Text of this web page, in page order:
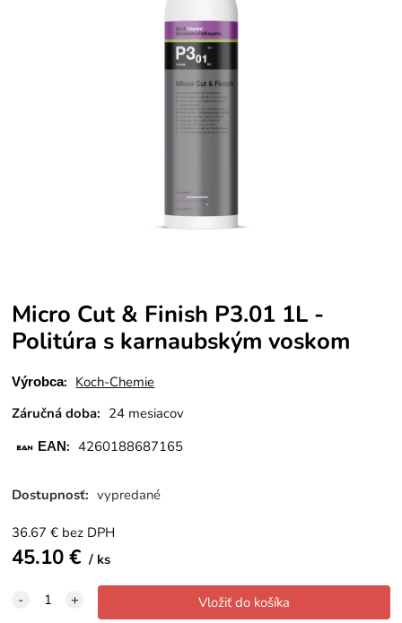
Micro Cut & Finish P3.01 1L -
Politúra s karnaubským voskom
Výrobca: Koch-Chemie
Záručná doba: 24 mesiacov
EAN: 4260188687165
Dostupnosť: vypredané
36.67 € bez DPH
45.10€ ks